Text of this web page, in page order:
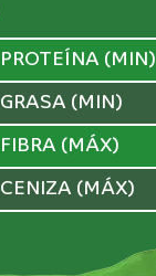
PROTEÍNA (MIN)
GRASA (MIN)
FIBRA (MÁX)
CENIZA (MÁX)